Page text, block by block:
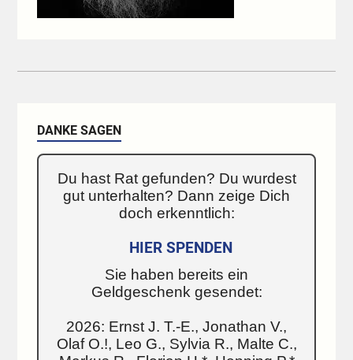
DANKE SAGEN
Du hast Rat gefunden? Du wurdest
gut unterhalten? Dann zeige Dich
doch erkenntlich:
HIER SPENDEN
Sie haben bereits ein
Geldgeschenk gesendet:
2026: Ernst J. T.-E., Jonathan V.,
Olaf O.!, Leo G., Sylvia R., Malte C.,